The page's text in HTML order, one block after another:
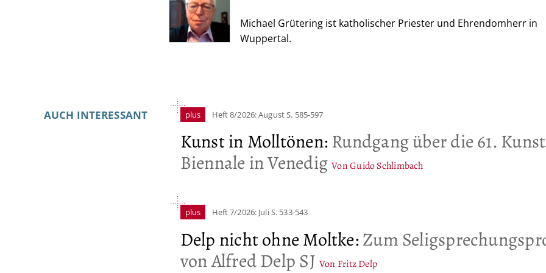
Michael Grütering ist katholischer Priester und Ehrendomherr in
Wuppertal.
AUCH INTERESSANT plus Heft 8/2026: AugustS. 585-597
Kunst in Molltönen:Rundgang über die 61.
Biennale in Venedig Von Guido Schlimbach
plus Heft 7/2026: JuliS. 533-543
Delp nicht ohne Moltke:Zum
von Alfred Delp SJ Von Fritz Delp